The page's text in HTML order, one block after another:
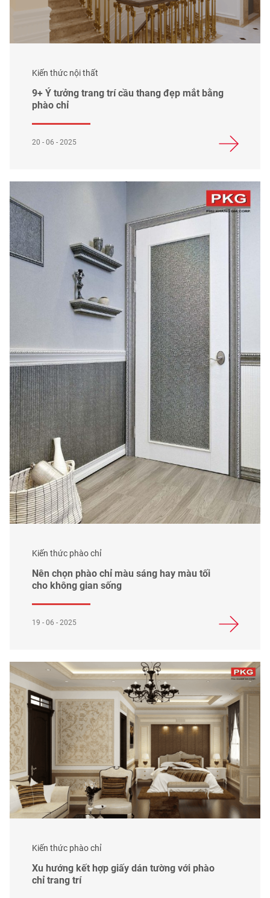
Kiến thức nội thất
9+ Ý tưởng trang trí cầu thang đẹp mắt bằng
phào chỉ
20 - 06 - 2025
Kiến thức phào chỉ
Nên chọn phào chỉ màu sáng hay màu tối
cho không gian sống
19 - 06 - 2025
Kiến thức phào chỉ
Xu hướng kết hợp giấy dán tường với phào
chỉ trang trí